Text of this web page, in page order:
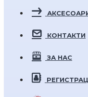
КОНТАКТИ
ЗА НАС